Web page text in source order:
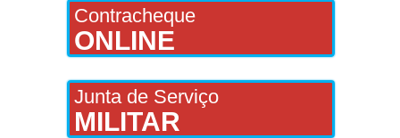
Contracheque
ONLINE
Junta de Serviço
MILITAR